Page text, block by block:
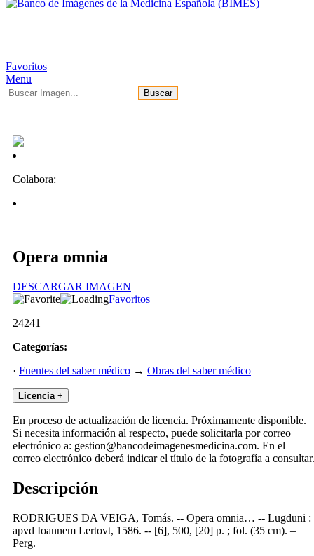
Favoritos
Menu
Buscar
Colabora:
Opera omnia
DESCARGAR IMAGEN
Favoritos
24241
Categorías:
· Fuentes del saber médico → Obras del saber médico
Licencia +
En proceso de actualización de licencia. Próximamente disponible.
Si necesita información al respecto, puede solicitarla por correo
electrónico a: gestion@bancodeimagenesmedicina.com. En el
correo electrónico deberá indicar el título de la fotografía a consultar.
Descripción
RODRIGUES DA VEIGA, Tomás. -- Opera omnia… -- Lugduni :
apvd Ioannem Lertovt, 1586. -- [6], 500, [20] p. ; fol. (35 cm). –
Perg.